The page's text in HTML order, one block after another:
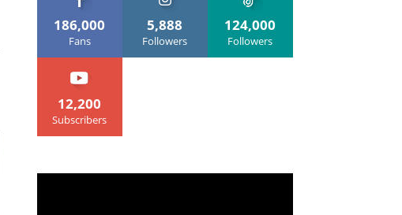
186,000
Fans
5,888
Followers
124,000
Followers
12,200
Subscribers